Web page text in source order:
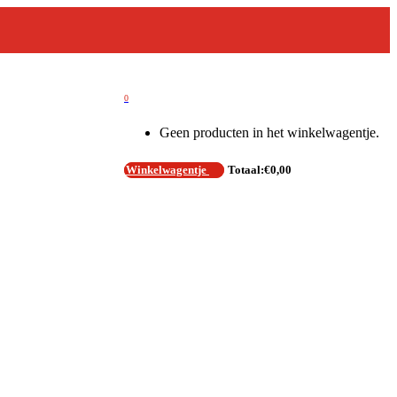
0
Geen producten in het winkelwagentje.
Winkelwagentje Totaal:€0,00